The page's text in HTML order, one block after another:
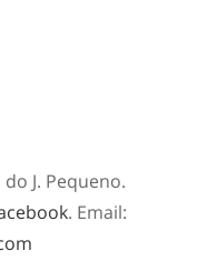
J. Pequeno.
. Email: